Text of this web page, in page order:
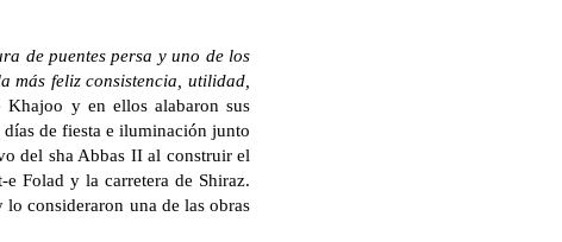
de puentes persa y uno de los
más feliz consistencia, utilidad,
Khajoo y en ellos alabaron sus
días de fiesta e iluminación junto
del sha Abbas II al construir el
Folad y la carretera de Shiraz.
consideraron una de las obras